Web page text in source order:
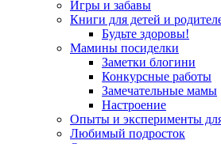
Игры и забавы
Книги для детей и
Будьте здоровы!
Мамины посиделки
Заметки блогини
Конкурсные работы
Замечательные мамы
Настроение
Опыты и эксперименты
Любимый подросток